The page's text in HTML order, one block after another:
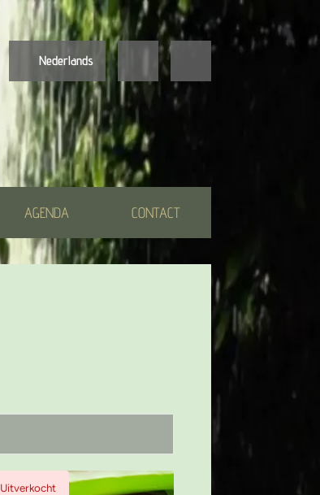
Nederlands
Nederlands
English
AGENDA CONTACT
Uitverkocht